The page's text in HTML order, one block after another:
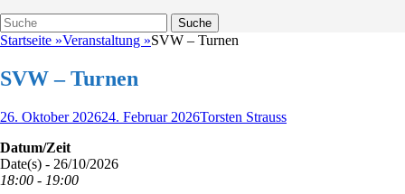
Suche
Suche
nach:
Startseite »Veranstaltung »SVW – Turnen
SVW – Turnen
Veröffentlicht
26. Oktober 202624. Februar 2026Autor
Torsten Strauss
Datum/Zeit
Date(s) - 26/10/2026
18:00 - 19:00